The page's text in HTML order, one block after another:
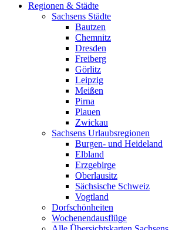
Regionen & Städte
Sachsens Städte
Bautzen
Chemnitz
Dresden
Freiberg
Görlitz
Leipzig
Meißen
Pirna
Plauen
Zwickau
Sachsens Urlaubsregionen
Burgen- und Heideland
Elbland
Erzgebirge
Oberlausitz
Sächsische Schweiz
Vogtland
Dorfschönheiten
Wochenendausflüge